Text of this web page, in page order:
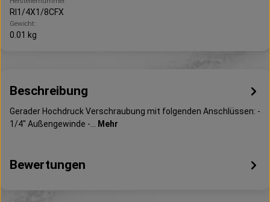
RI1/4X1/8CFX
Gewicht:
0.01 kg
Beschreibung
Gerader Hochdruck Verschraubung mit folgenden Anschlüssen: -
1/4" Außengewinde -…
Mehr
Bewertungen